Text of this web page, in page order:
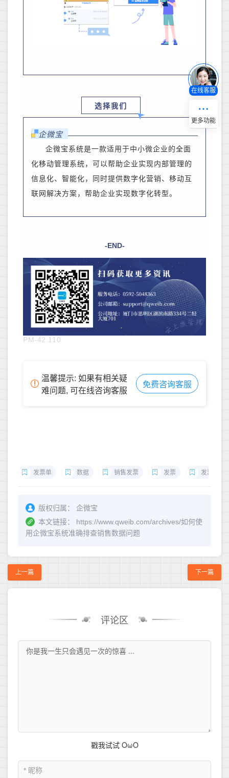
选择我们
企微宝
企微宝系统是一款适用于中小微企业的全面
化移动管理系统，可以帮助企业实现内部管理的
信息化、智能化，同时提供数字化营销、移动互
联网解决方案，帮助企业实现数字化转型。
-END-
PM-42.110
温馨提示: 如果有相关疑
难问题, 可在线咨询客服
免费咨询客服
发票单 数据 销售发票 发票 发票时间
版权归属：
企微宝
本文链接：
https://www.qweib.com/archives/如何使
用企微宝系统准确排查销售数据问题
上一篇 下一篇
评论区
在线客服